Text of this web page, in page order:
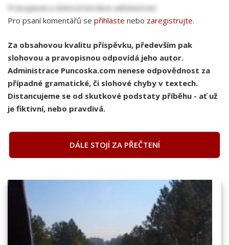
Pravopisná a slohová korekce administrací.
Pro psaní komentářů se přihlaste nebo zaregistrujte.
Za obsahovou kvalitu příspěvku, především pak
slohovou a pravopisnou odpovídá jeho autor.
Administrace Puncoska.com nenese odpovědnost za
případné gramatické, či slohové chyby v textech.
Distancujeme se od skutkové podstaty příběhu - ať už
je fiktivní, nebo pravdivá.
DÁLE STOJÍ ZA PŘEČTENÍ